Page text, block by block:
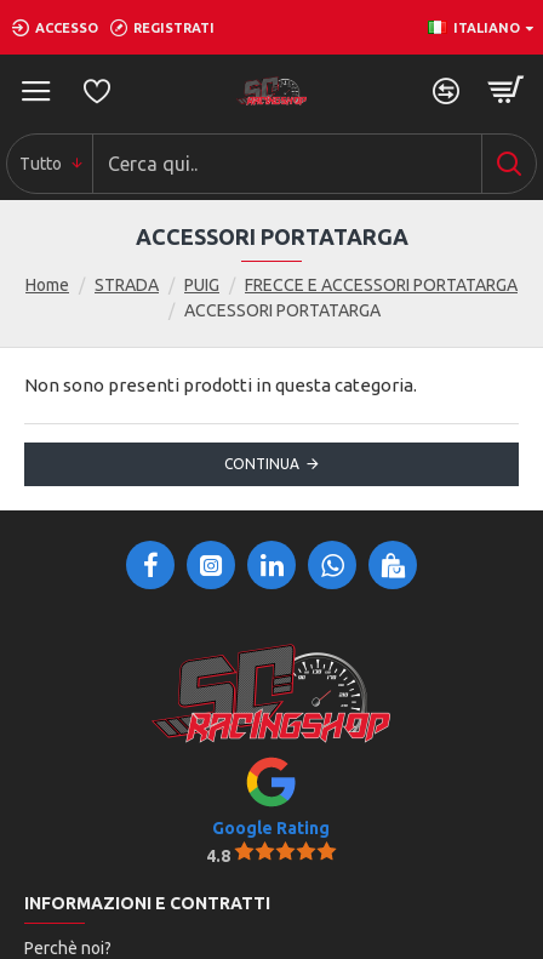
ACCESSO REGISTRATI ITALIANO
0
Tutto
Home STRADA PUIG
FRECCE E ACCESSORI PORTATARGA
ACCESSORI PORTATARGA
ACCESSORI PORTATARGA
Non sono presenti prodotti in questa categoria.
CONTINUA
Google Rating
4.8
INFORMAZIONI E CONTRATTI
Perchè noi?